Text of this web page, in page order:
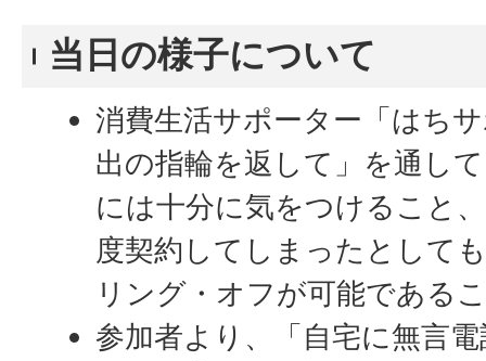
当日の様子について
消費生活サポーター「はち
出の指輪を返して」を通し
には十分に気をつけること
度契約してしまったとして
リング・オフが可能である
参加者より、「自宅に無言